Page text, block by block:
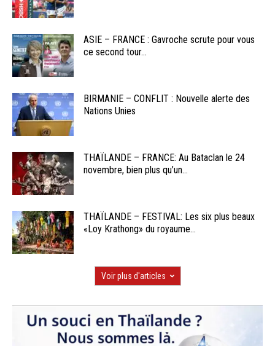
ASIE – FRANCE : Gavroche scrute pour vous
ce second tour...
BIRMANIE – CONFLIT : Nouvelle alerte des
Nations Unies
THAÏLANDE – FRANCE: Au Bataclan le 24
novembre, bien plus qu’un...
THAÏLANDE – FESTIVAL: Les six plus beaux
«Loy Krathong» du royaume...
Voir plus d'articles